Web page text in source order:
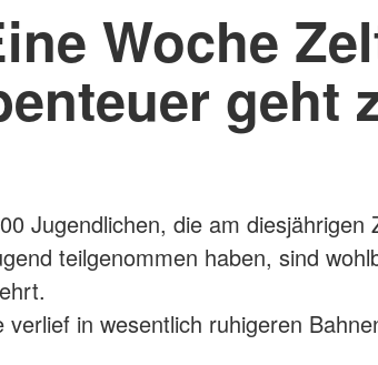
Woche
geht
Jugendlichen, die am diesjährigen
teilgenommen haben, sind
verlief in wesentlich ruhigeren